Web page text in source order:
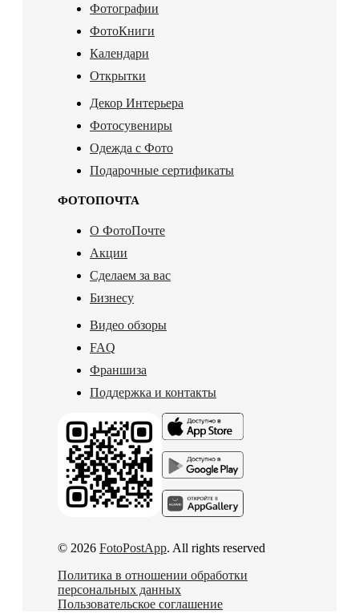
Фотографии
ФотоКниги
Календари
Открытки
Декор Интерьера
Фотосувениры
Одежда с Фото
Подарочные сертификаты
ФОТОПОЧТА
О ФотоПочте
Акции
Сделаем за вас
Бизнесу
Видео обзоры
FAQ
Франшиза
Поддержка и контакты
© 2026 FotoPostApp. All rights reserved
Политика в отношении обработки
персональных данных
Пользовательское соглашение